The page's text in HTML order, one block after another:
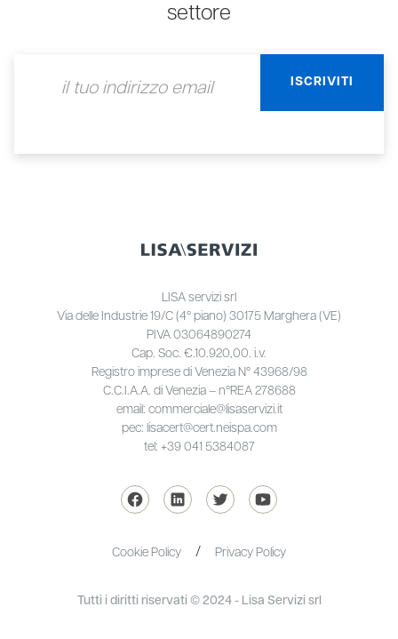
settore
LISA servizi srl
Via delle Industrie 19/C (4° piano) 30175 Marghera (VE)
PIVA 03064890274
Cap. Soc. €.10.920,00. i.v.
Registro imprese di Venezia N° 43968/98
C.C.I.A.A. di Venezia – n°REA 278688
email: commerciale@lisaservizi.it
pec: lisacert@cert.neispa.com
tel: +39 041 5384087
Cookie Policy Privacy Policy
Tutti i diritti riservati © 2024 - Lisa Servizi srl